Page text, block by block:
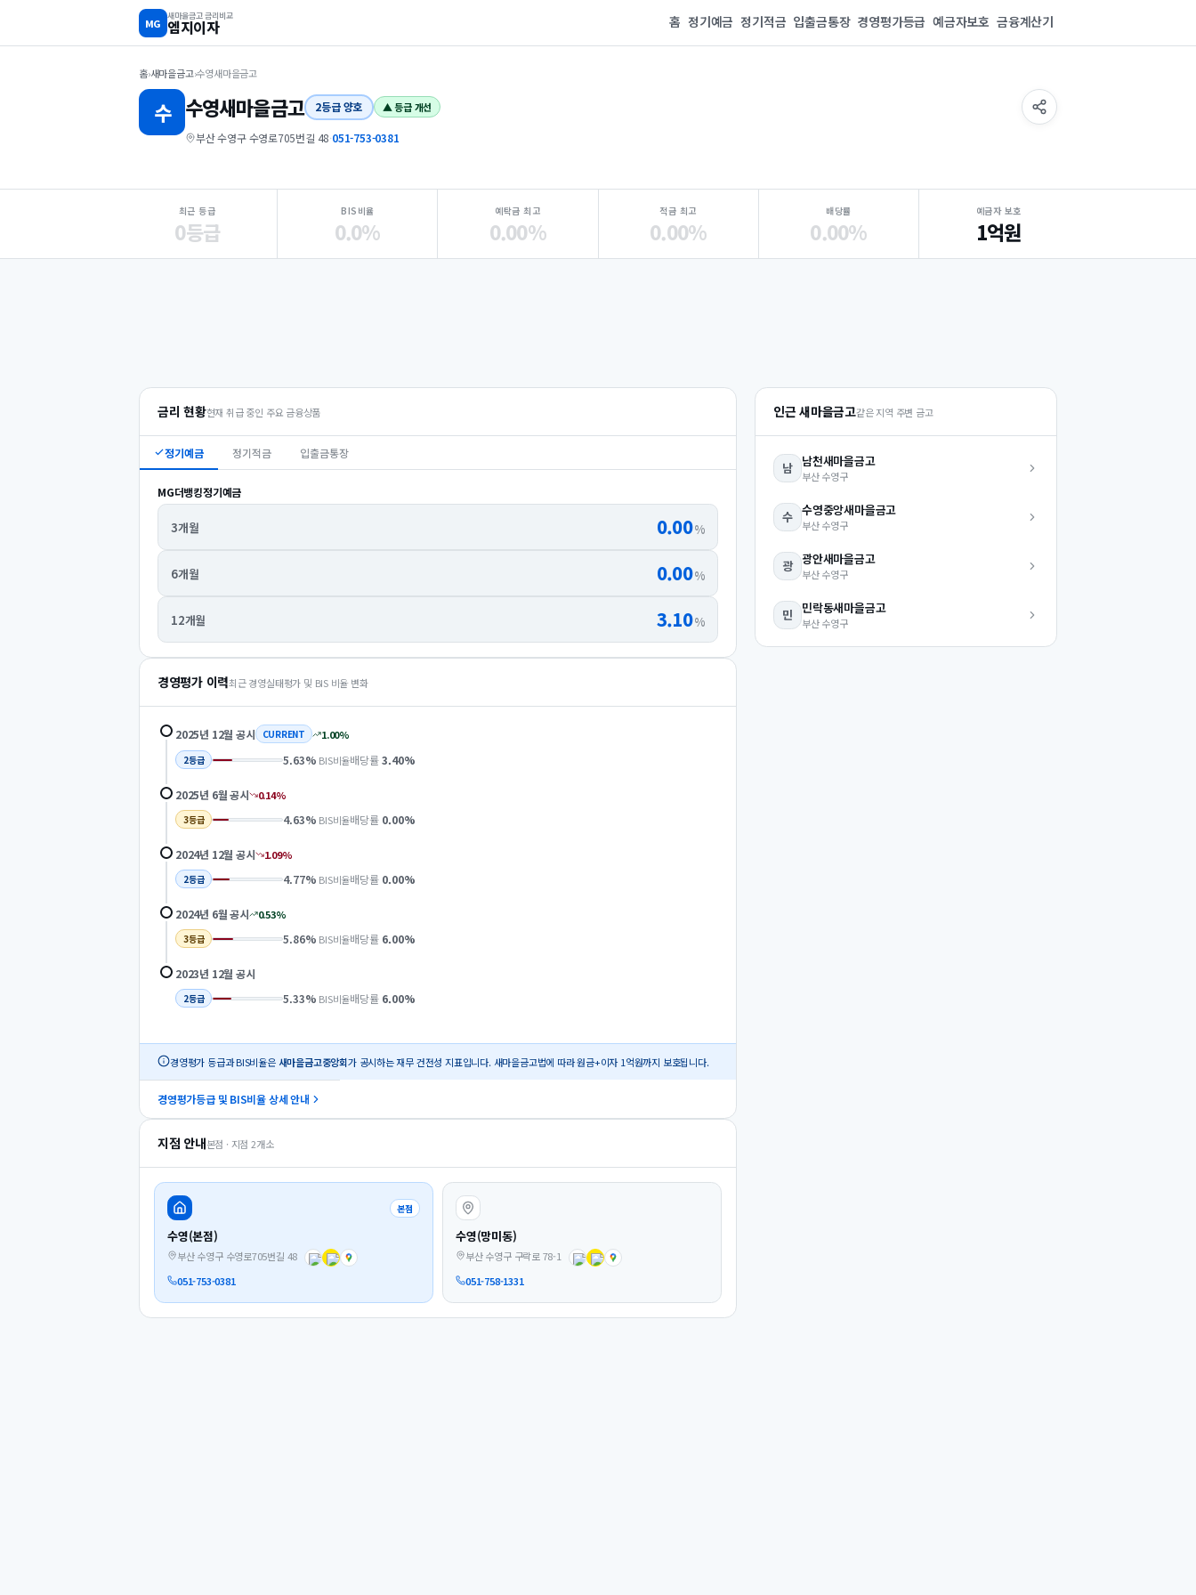
MG
새마을금고 금리비교
엠지이자 홈 정기예금 정기적금 입출금통장 경영평가등급 예금자보호 금융계산기
홈›새마을금고›수영새마을금고
수 수영새마을금고 2등급 양호 ▲ 등급 개선
부산 수영구 수영로705번길 48·051-753-0381
최근 등급
0등급
BIS비율
0.0%
예탁금 최고
0.00%
적금 최고
0.00%
배당률
0.00%
예금자 보호
1억원
금리 현황현재 취급 중인 주요 금융상품
정기예금 정기적금 입출금통장
MG더뱅킹정기예금
3개월 0.00%
6개월 0.00%
12개월 3.10%
경영평가 이력최근 경영실태평가 및 BIS 비율 변화
2025년 12월 공시 CURRENT 1.00%
2등급 5.63% BIS비율배당률 3.40%
2025년 6월공시 0.14%
3등급 4.63% BIS비율배당률 0.00%
2024년 12월 공시 1.09%
2등급 4.77% BIS비율배당률 0.00%
2024년 6월공시 0.53%
3등급 5.86% BIS비율배당률 6.00%
2023년 12월 공시
2등급 5.33% BIS비율배당률 6.00%
경영평가 등급과 BIS비율은 새마을금고중앙회가 공시하는 재무 건전성 지표입니다. 새마을금고법에 따라 원금+이자 1억원까지 보호됩니다.
경영평가등급 및 BIS비율 상세 안내
지점 안내본점 · 지점 2개소
본점
수영(본점)
부산 수영구 수영로705번길 48
051-753-0381
수영(망미동)
부산 수영구 구락로 78-1
051-758-1331
인근 새마을금고같은 지역 주변 금고
남 남천새마을금고
부산 수영구
수 수영중앙새마을금고
부산 수영구
광 광안새마을금고
부산 수영구
민 민락동새마을금고
부산 수영구